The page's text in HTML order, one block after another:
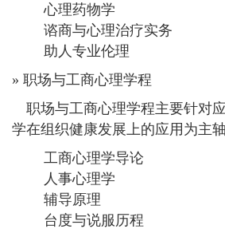
心理药物学
谘商与心理治疗实务
助人专业伦理
» 职场与工商心理学程
职场与工商心理学程主要针对
学在组织健康发展上的应用为主
工商心理学导论
人事心理学
辅导原理
台度与说服历程